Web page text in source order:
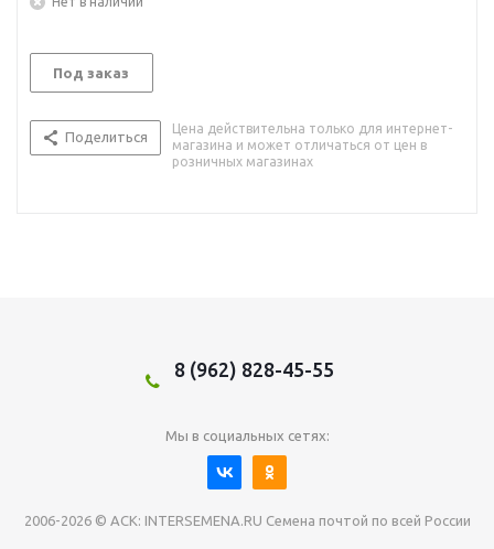
Под заказ
Поделиться
Цена действительна только для интернет-
магазина и может отличаться от цен в
розничных магазинах
8 (962) 828-45-55
Мы в социальных сетях:
2006-2026 © АСК: INTERSEMENA.RU Семена почтой по всей России